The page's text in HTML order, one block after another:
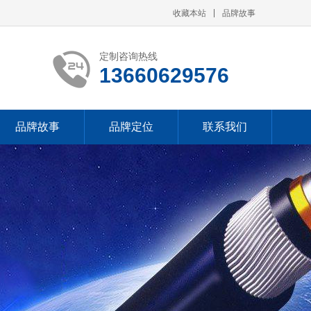
收藏本站 品牌故事
定制咨询热线
13660629576
品牌故事 品牌定位 联系我们